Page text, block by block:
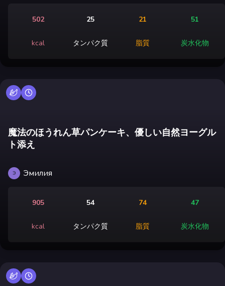
502
kcal
25
タンパク質
21
脂質
51
炭水化物
魔法のほうれん草パンケーキ、優しい自然ヨーグル
ト添え
Э Эмилия
905
kcal
54
タンパク質
74
脂質
47
炭水化物